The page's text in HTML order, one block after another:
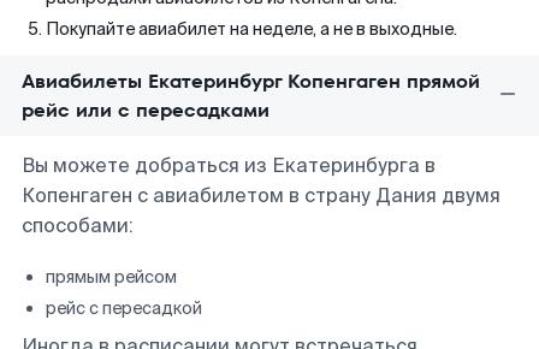
Покупайте авиабилет на неделе, а не в выходные.
Авиабилеты Екатеринбург Копенгаген прямой
рейс или с пересадками
Вы можете добраться из Екатеринбурга в
Копенгаген с авиабилетом в страну Дания двумя
способами:
прямым рейсом
рейс с пересадкой